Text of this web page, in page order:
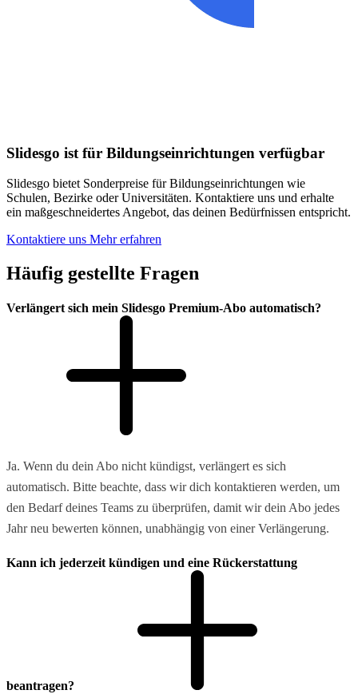
Slidesgo ist für Bildungseinrichtungen verfügbar
Slidesgo bietet Sonderpreise für Bildungseinrichtungen wie
Schulen, Bezirke oder Universitäten. Kontaktiere uns und erhalte
ein maßgeschneidertes Angebot, das deinen Bedürfnissen entspricht.
Kontaktiere uns Mehr erfahren
Häufig gestellte Fragen
Verlängert sich mein Slidesgo Premium-Abo automatisch?
Ja. Wenn du dein Abo nicht kündigst, verlängert es sich
automatisch. Bitte beachte, dass wir dich kontaktieren werden, um
den Bedarf deines Teams zu überprüfen, damit wir dein Abo jedes
Jahr neu bewerten können, unabhängig von einer Verlängerung.
Kann ich jederzeit kündigen und eine Rückerstattung
beantragen?